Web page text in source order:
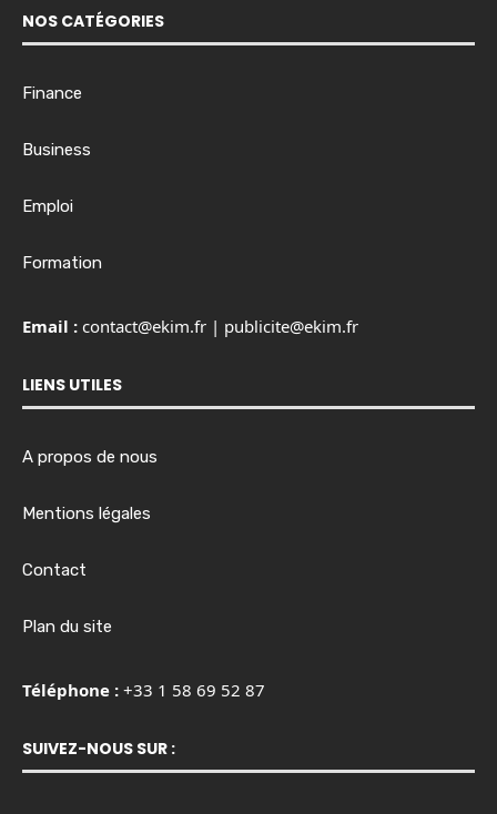
NOS CATÉGORIES
Finance
Business
Emploi
Formation
Email : contact@ekim.fr | publicite@ekim.fr
LIENS UTILES
A propos de nous
Mentions légales
Contact
Plan du site
Téléphone : +33 1 58 69 52 87
SUIVEZ-NOUS SUR :